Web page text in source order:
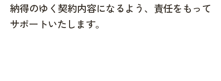
納得のゆく契約内容になるよう、責任をもって
サポートいたします。